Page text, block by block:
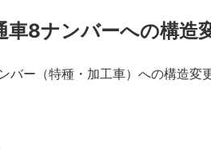
8ナンバーへの構造
バー（特種・加工車）への構造変